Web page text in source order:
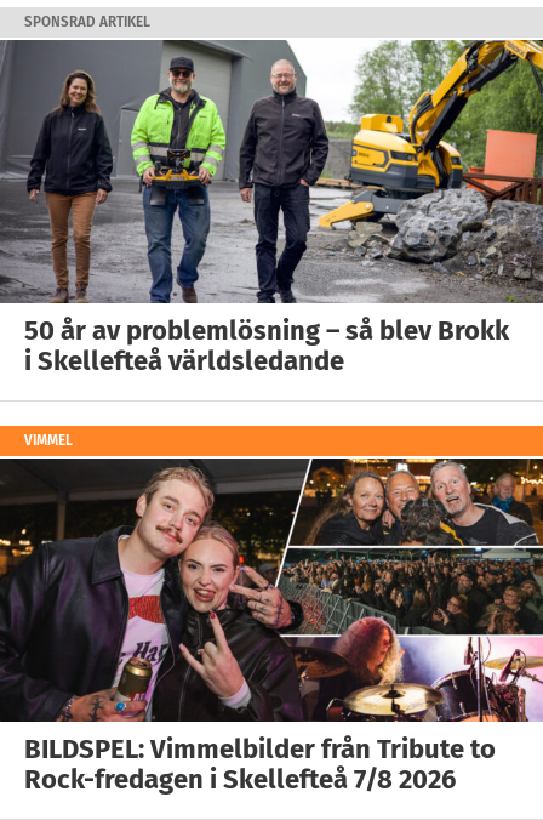
SPONSRAD ARTIKEL
50 år av problemlösning – så blev Brokk
i Skellefteå världsledande
VIMMEL
BILDSPEL: Vimmelbilder från Tribute to
Rock-fredagen i Skellefteå 7/8 2026